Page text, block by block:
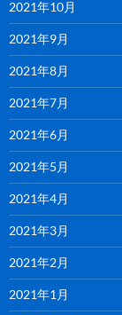
2021年10月
2021年9月
2021年8月
2021年7月
2021年6月
2021年5月
2021年4月
2021年3月
2021年2月
2021年1月